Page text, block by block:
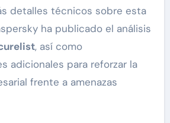
detalles técnicos sobre esta
ha publicado el análisis
, así como
adicionales para reforzar la
frente a amenazas